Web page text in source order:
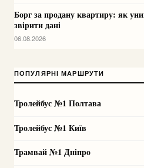
Борг за продану квартиру: як
звірити дані
06.08.2026
ПОПУЛЯРНІ МАРШРУТИ
Тролейбус №1 Полтава
Тролейбус №1 Київ
Трамвай №1 Дніпро